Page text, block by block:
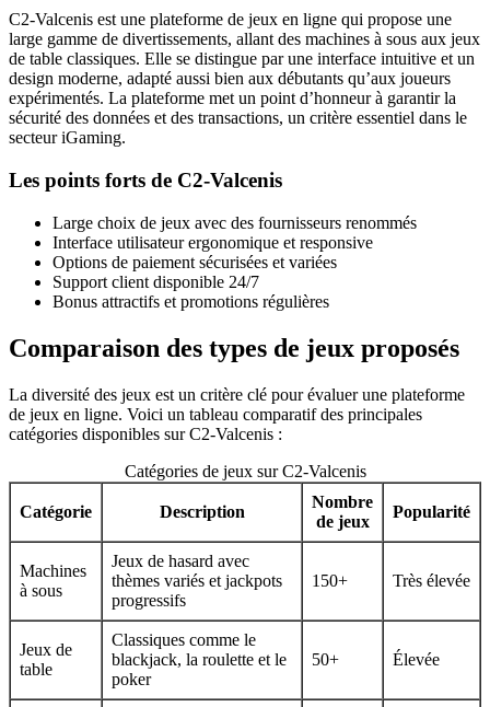
C2-Valcenis est une plateforme de jeux en ligne qui propose une
large gamme de divertissements, allant des machines à sous aux jeux
de table classiques. Elle se distingue par une interface intuitive et un
design moderne, adapté aussi bien aux débutants qu’aux joueurs
expérimentés. La plateforme met un point d’honneur à garantir la
sécurité des données et des transactions, un critère essentiel dans le
secteur iGaming.
Les points forts de C2-Valcenis
Large choix de jeux avec des fournisseurs renommés
Interface utilisateur ergonomique et responsive
Options de paiement sécurisées et variées
Support client disponible 24/7
Bonus attractifs et promotions régulières
Comparaison des types de jeux proposés
La diversité des jeux est un critère clé pour évaluer une plateforme
de jeux en ligne. Voici un tableau comparatif des principales
catégories disponibles sur C2-Valcenis :
Catégories de jeux sur C2-Valcenis
Catégorie Description
Nombre
de jeux
Popularité
Machines
à sous
Jeux de hasard avec
thèmes variés et jackpots
progressifs
150+ Très élevée
Jeux de
table
Classiques comme le
blackjack, la roulette et le
poker
50+ Élevée